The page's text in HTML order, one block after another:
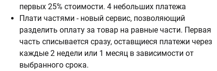
первых 25% стоимости. 4 небольших платежа
Плати частями - новый сервис, позволяющий
разделить оплату за товар на равные части. Первая
часть списывается сразу, оставщиеся платежи через
каждые 2 недели или 1 месяц в зависимости от
выбранного срока.